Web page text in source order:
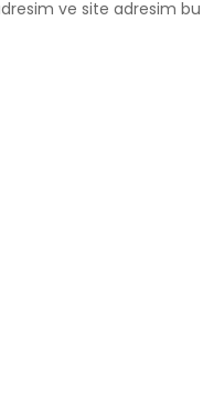
ve site adresim bu